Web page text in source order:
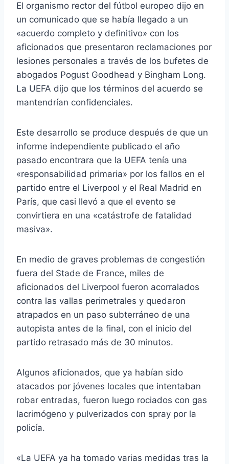
El organismo rector del fútbol europeo dijo en
un comunicado que se había llegado a un
«acuerdo completo y definitivo» con los
aficionados que presentaron reclamaciones por
lesiones personales a través de los bufetes de
abogados Pogust Goodhead y Bingham Long.
La UEFA dijo que los términos del acuerdo se
mantendrían confidenciales.
Este desarrollo se produce después de que un
informe independiente publicado el año
pasado encontrara que la UEFA tenía una
«responsabilidad primaria» por los fallos en el
partido entre el Liverpool y el Real Madrid en
París, que casi llevó a que el evento se
convirtiera en una «catástrofe de fatalidad
masiva».
En medio de graves problemas de congestión
fuera del Stade de France, miles de
aficionados del Liverpool fueron acorralados
contra las vallas perimetrales y quedaron
atrapados en un paso subterráneo de una
autopista antes de la final, con el inicio del
partido retrasado más de 30 minutos.
Algunos aficionados, que ya habían sido
atacados por jóvenes locales que intentaban
robar entradas, fueron luego rociados con gas
lacrimógeno y pulverizados con spray por la
policía.
«La UEFA ya ha tomado varias medidas tras la